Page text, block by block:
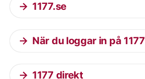
1177.se
När du loggar in på 1177
1177 direkt